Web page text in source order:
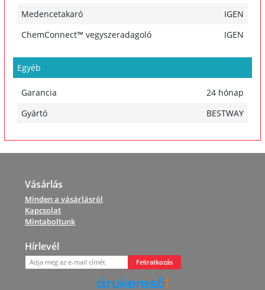
Medencetakaró
IGEN
ChemConnect™ vegyszeradagoló
IGEN
Egyéb
Garancia
24 hónap
Gyártó
BESTWAY
Vásárlás
Minden a vásárlásról
Kapcsolat
Mintaboltunk
Hírlevél
Feliratkozás